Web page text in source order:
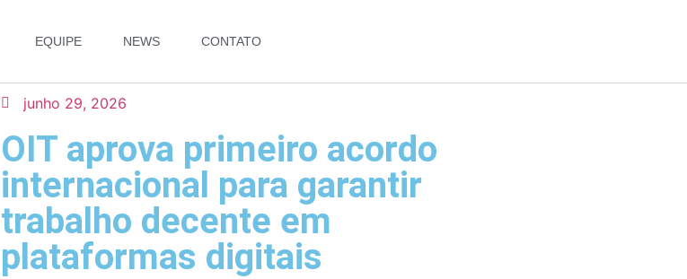
EQUIPE NEWS CONTATO
junho 29, 2026
OIT aprova primeiro acordo
internacional para garantir
trabalho decente em
plataformas digitais